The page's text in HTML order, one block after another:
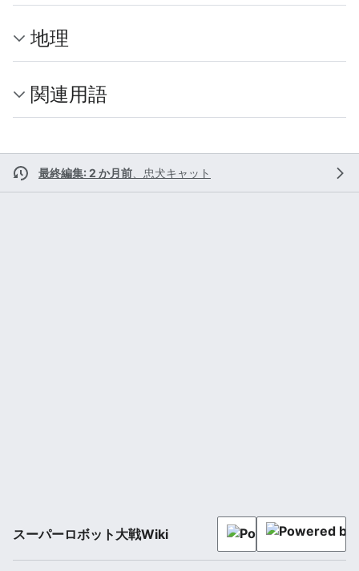
地理
関連用語
最終編集: 2 か月前 忠犬キャット
スーパーロボット大戦Wiki